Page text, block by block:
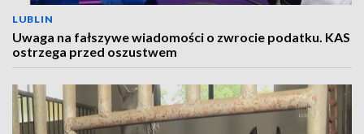
LUBLIN
Uwaga na fałszywe wiadomości o zwrocie podatku. KAS
ostrzega przed oszustwem